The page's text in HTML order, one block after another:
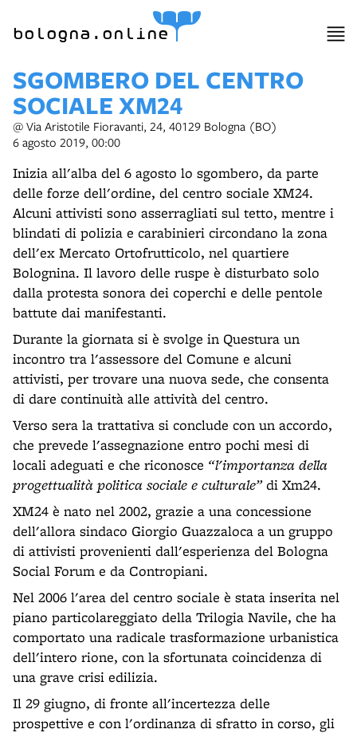
bologna.online
SGOMBERO DEL CENTRO
SOCIALE XM24
@ Via Aristotile Fioravanti, 24, 40129 Bologna (BO)
6 agosto 2019, 00:00
Inizia all'alba del 6 agosto lo sgombero, da parte
delle forze dell'ordine, del centro sociale XM24.
Alcuni attivisti sono asserragliati sul tetto, mentre i
blindati di polizia e carabinieri circondano la zona
dell'ex Mercato Ortofrutticolo, nel quartiere
Bolognina. Il lavoro delle ruspe è disturbato solo
dalla protesta sonora dei coperchi e delle pentole
battute dai manifestanti.
Durante la giornata si è svolge in Questura un
incontro tra l'assessore del Comune e alcuni
attivisti, per trovare una nuova sede, che consenta
di dare continuità alle attività del centro.
Verso sera la trattativa si conclude con un accordo,
che prevede l'assegnazione entro pochi mesi di
locali adeguati e che riconosce “l'importanza della
progettualità politica sociale e culturale”di Xm24.
XM24 è nato nel 2002, grazie a una concessione
dell'allora sindaco Giorgio Guazzaloca a un gruppo
di attivisti provenienti dall'esperienza del Bologna
Social Forum e da Contropiani.
Nel 2006 l'area del centro sociale è stata inserita nel
piano particolareggiato della Trilogia Navile, che ha
comportato una radicale trasformazione urbanistica
dell'intero rione, con la sfortunata coincidenza di
una grave crisi edilizia.
Il 29 giugno, di fronte all'incertezza delle
prospettive e con l'ordinanza di sfratto in corso, gli